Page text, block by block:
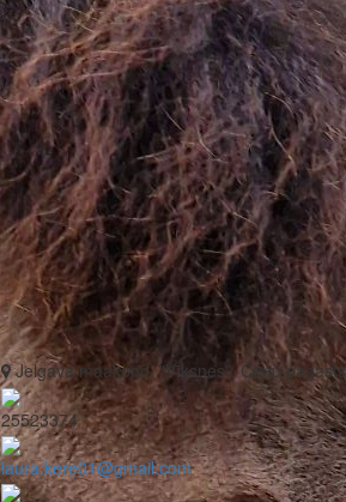
Jelgava maakond, "Vīksnes", Cenu pagasts
25523374
laura.kere01@gmail.com